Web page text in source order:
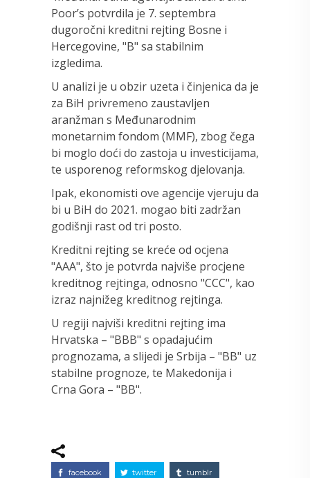
Poor’s potvrdila je 7. septembra
dugoročni kreditni rejting Bosne i
Hercegovine, "B" sa stabilnim
izgledima.
U analizi je u obzir uzeta i činjenica da je
za BiH privremeno zaustavljen
aranžman s Međunarodnim
monetarnim fondom (MMF), zbog čega
bi moglo doći do zastoja u investicijama,
te usporenog reformskog djelovanja.
Ipak, ekonomisti ove agencije vjeruju da
bi u BiH do 2021. mogao biti zadržan
godišnji rast od tri posto.
Kreditni rejting se kreće od ocjena
"AAA", što je potvrda najviše procjene
kreditnog rejtinga, odnosno "CCC", kao
izraz najnižeg kreditnog rejtinga.
U regiji najviši kreditni rejting ima
Hrvatska – "BBB" s opadajućim
prognozama, a slijedi je Srbija – "BB" uz
stabilne prognoze, te Makedonija i
Crna Gora – "BB".
facebook twitter tumblr